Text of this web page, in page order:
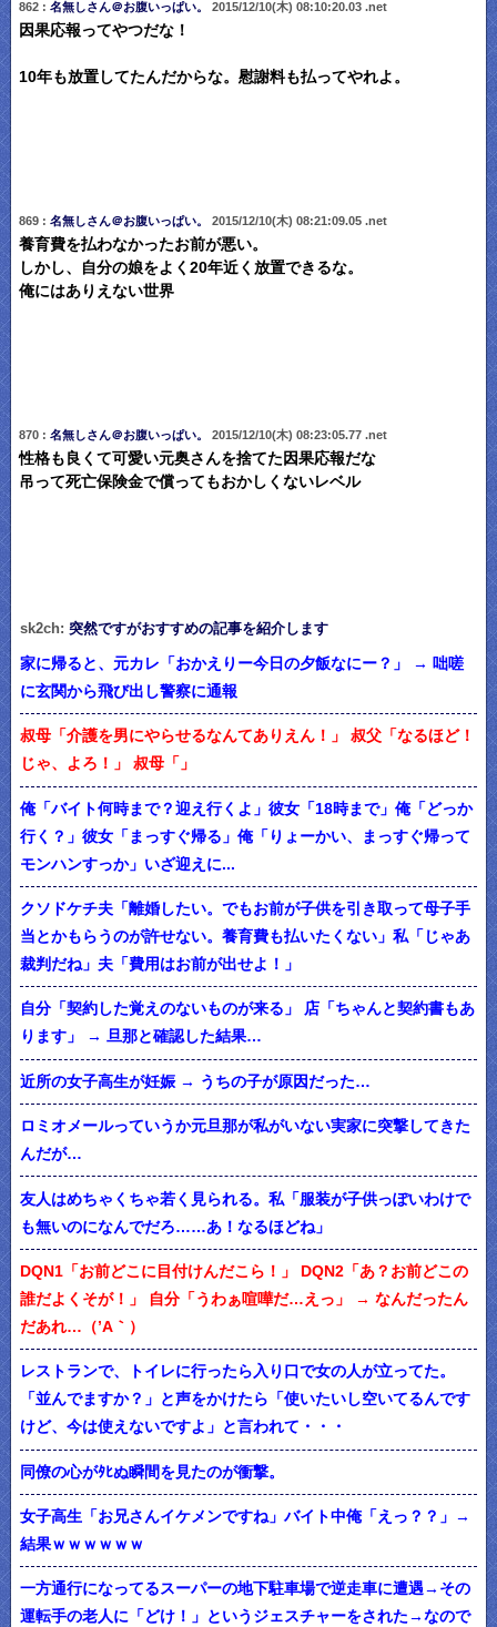
862 : 名無しさん＠お腹いっぱい。 2015/12/10(木) 08:10:20.03 .net
因果応報ってやつだな！
10年も放置してたんだからな。慰謝料も払ってやれよ。
869 : 名無しさん＠お腹いっぱい。 2015/12/10(木) 08:21:09.05 .net
養育費を払わなかったお前が悪い。
しかし、自分の娘をよく20年近く放置できるな。
俺にはありえない世界
870 : 名無しさん＠お腹いっぱい。 2015/12/10(木) 08:23:05.77 .net
性格も良くて可愛い元奥さんを捨てた因果応報だな
吊って死亡保険金で償ってもおかしくないレベル
sk2ch: 突然ですがおすすめの記事を紹介します
家に帰ると、元カレ「おかえりー今日の夕飯なにー？」 → 咄嗟
に玄関から飛び出し警察に通報
叔母「介護を男にやらせるなんてありえん！」 叔父「なるほど！
じゃ、よろ！」 叔母「」
俺「バイト何時まで？迎え行くよ」彼女「18時まで」俺「どっか
行く？」彼女「まっすぐ帰る」俺「りょーかい、まっすぐ帰って
モンハンすっか」いざ迎えに...
クソドケチ夫「離婚したい。でもお前が子供を引き取って母子手
当とかもらうのが許せない。養育費も払いたくない」私「じゃあ
裁判だね」夫「費用はお前が出せよ！」
自分「契約した覚えのないものが来る」 店「ちゃんと契約書もあ
ります」 → 旦那と確認した結果…
近所の女子高生が妊娠 → うちの子が原因だった…
ロミオメールっていうか元旦那が私がいない実家に突撃してきた
んだが…
友人はめちゃくちゃ若く見られる。私「服装が子供っぽいわけで
も無いのになんでだろ……あ！なるほどね」
DQN1「お前どこに目付けんだこら！」 DQN2「あ？お前どこの
誰だよくそが！」 自分「うわぁ喧嘩だ…えっ」 → なんだったん
だあれ…（’A｀）
レストランで、トイレに行ったら入り口で女の人が立ってた。
「並んでますか？」と声をかけたら「使いたいし空いてるんです
けど、今は使えないですよ」と言われて・・・
同僚の心がﾀﾋぬ瞬間を見たのが衝撃。
女子高生「お兄さんイケメンですね」バイト中俺「えっ？？」→
結果ｗｗｗｗｗｗ
一方通行になってるスーパーの地下駐車場で逆走車に遭遇→その
運転手の老人に「どけ！」というジェスチャーをされた→なので